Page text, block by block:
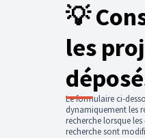
💡
les
Le formulaire ci-
dynamiquement les
recherche lorsque
recherche sont